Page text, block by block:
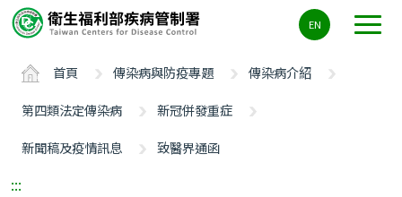
要
ALT+C
EN
首頁 傳染病與防疫專題
傳染病介紹
第四類法定傳染病
新冠併發重症
新聞稿及疫情訊息
致醫界通函
:::